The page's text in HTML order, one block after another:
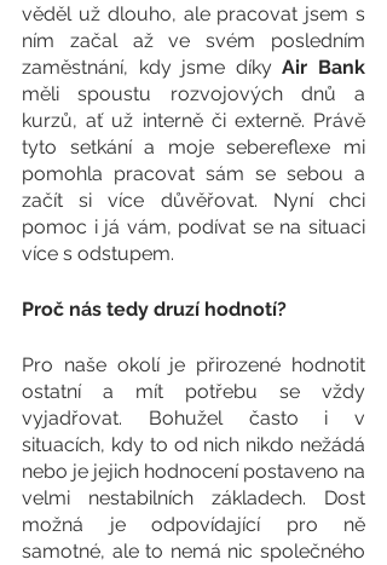
věděl už dlouho, ale pracovat jsem s
ním začal až ve svém posledním
zaměstnání, kdy jsme díky Air Bank
měli spoustu rozvojových dnů a
kurzů, ať už interně či externě. Právě
tyto setkání a moje sebereflexe mi
pomohla pracovat sám se sebou a
začít si více důvěřovat. Nyní chci
pomoc i já vám, podívat se na situaci
více s odstupem.
Proč nás tedy druzí hodnotí?
Pro naše okolí je přirozené hodnotit
ostatní a mít potřebu se vždy
vyjadřovat. Bohužel často i v
situacích, kdy to od nich nikdo nežádá
nebo je jejich hodnocení postaveno na
velmi nestabilních základech. Dost
možná je odpovídající pro ně
samotné, ale to nemá nic společného